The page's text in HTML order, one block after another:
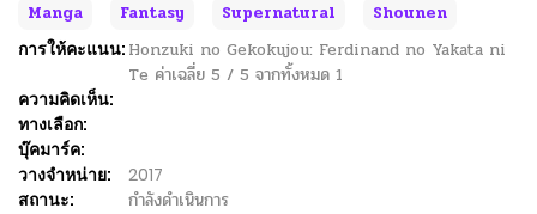
Manga Fantasy Supernatural
Shounen
การให้คะแนน: Honzuki no Gekokujou: Ferdinand no Yakata ni
Te ค่าเฉลี่ย 5 / 5 จากทั้งหมด 1
ความคิดเห็น:
ทางเลือก:
บุ๊คมาร์ค:
วางจำหน่าย:
2017
สถานะ:
กำลังดำเนินการ